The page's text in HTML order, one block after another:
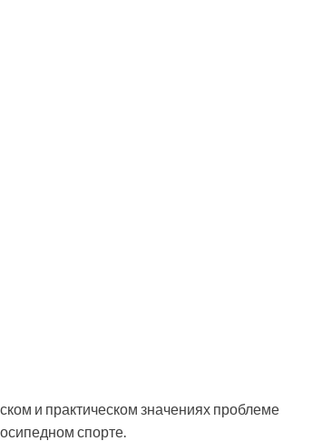
и практическом значениях проблеме
спорте.